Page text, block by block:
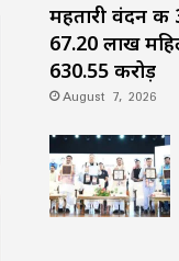
महतारी वंदन
67.20 लाख
₹630.55 करोड़
August 7, 2026